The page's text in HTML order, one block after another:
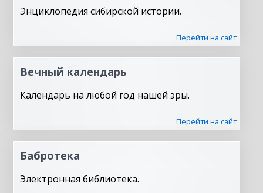
Энциклопедия сибирской истории.
Перейти на сайт
Вечный календарь
Календарь на любой год нашей эры.
Перейти на сайт
Бабротека
Электронная библиотека.